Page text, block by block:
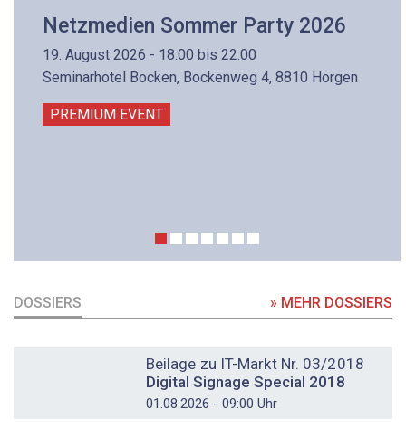
Netzmedien Sommer Party 2026
19. August 2026 - 18:00 bis 22:00
Seminarhotel Bocken, Bockenweg 4, 8810 Horgen
PREMIUM EVENT
DOSSIERS » MEHR DOSSIERS
Beilage zu IT-Markt Nr. 03/2018
Digital Signage Special 2018
01.08.2026 - 09:00 Uhr